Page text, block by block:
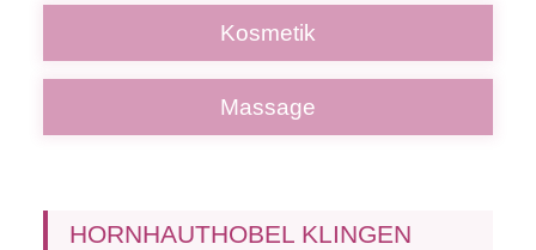
Kosmetik
Massage
HORNHAUTHOBEL KLINGEN